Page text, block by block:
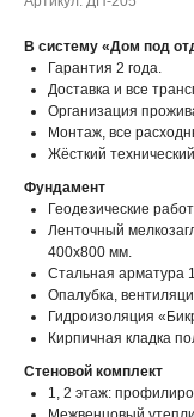
В систему «Дом под
Гарантия 2 года.
Доставка и все
Организация
Монтаж, все
Жёсткий
Фундамент
Геодезические
Ленточный
400х800 мм.
Стальная арматура
Опалубка,
Гидроизоляция
Кирпичная кладка
Стеновой комплект
1, 2 этаж: